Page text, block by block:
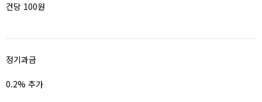
건당 100원
정기과금
0.2% 추가